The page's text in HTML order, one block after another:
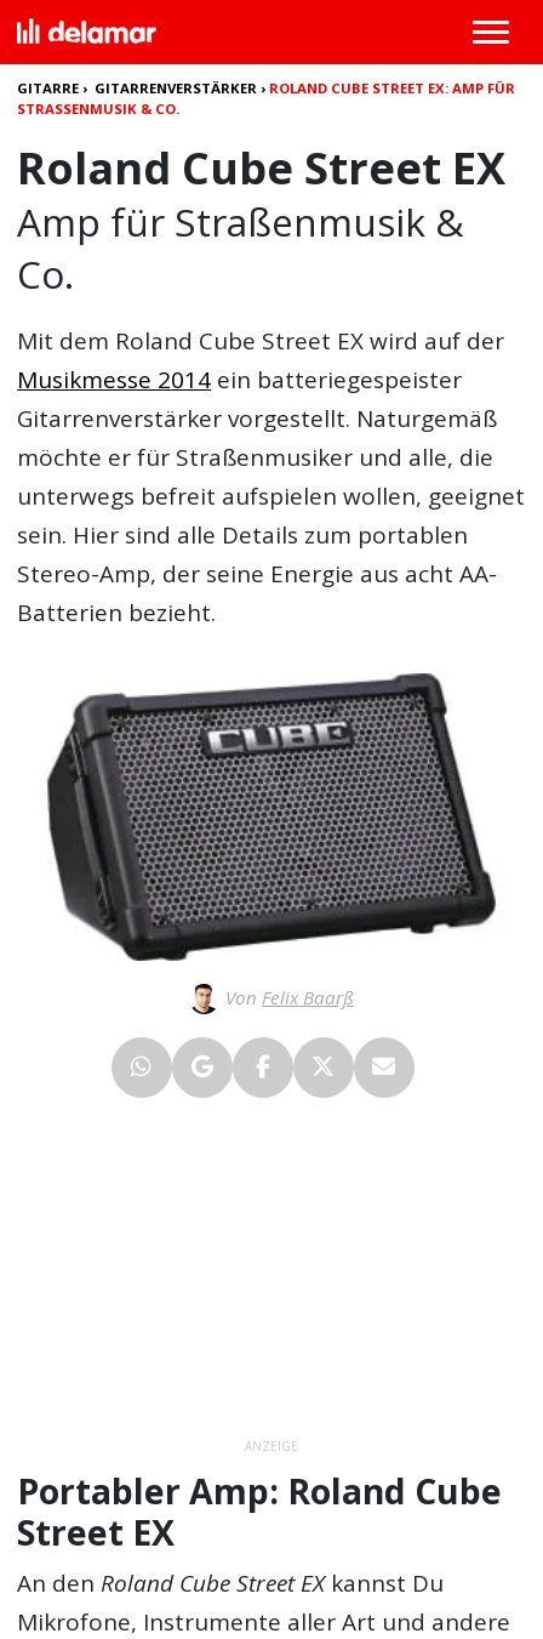
GITARRE › GITARRENVERSTÄRKER › ROLAND CUBE STREET EX: AMP FÜR
STRASSENMUSIK & CO.
Roland Cube Street EX
Amp für Straßenmusik &
Co.
Mit dem Roland Cube Street EXwird auf der
Musikmesse 2014 ein batteriegespeister
Gitarrenverstärker vorgestellt. Naturgemäß
möchte er für Straßenmusiker und alle, die
unterwegs befreit aufspielen wollen, geeignet
sein. Hier sind alle Details zum portablen
Stereo-Amp, der seine Energie aus acht AA-
Batterien bezieht.
Von Felix Baarß
ANZEIGE
Portabler Amp: Roland Cube
Street EX
An den Roland Cube Street EXkannst Du
Mikrofone, Instrumente aller Art und andere